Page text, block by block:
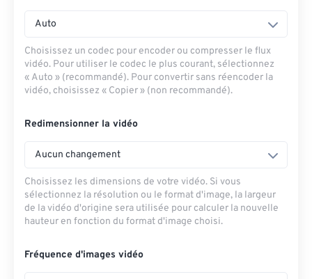
Auto
Choisissez un codec pour encoder ou compresser le flux
vidéo. Pour utiliser le codec le plus courant, sélectionnez
« Auto » (recommandé). Pour convertir sans réencoder la
vidéo, choisissez « Copier » (non recommandé).
Redimensionner la vidéo
Aucun changement
Choisissez les dimensions de votre vidéo. Si vous
sélectionnez la résolution ou le format d'image, la largeur
de la vidéo d'origine sera utilisée pour calculer la nouvelle
hauteur en fonction du format d'image choisi.
Fréquence d'images vidéo